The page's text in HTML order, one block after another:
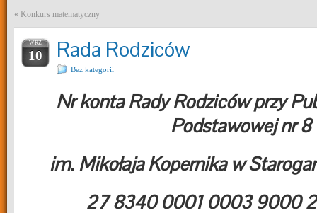
« Konkurs matematyczny
WRZ
10 Rada Rodziców
Bez kategorii
Nr konta Rady Rodziców przy
Podstawowej nr 8
im. Mikołaja Kopernika w
27 8340 0001 0003 9000